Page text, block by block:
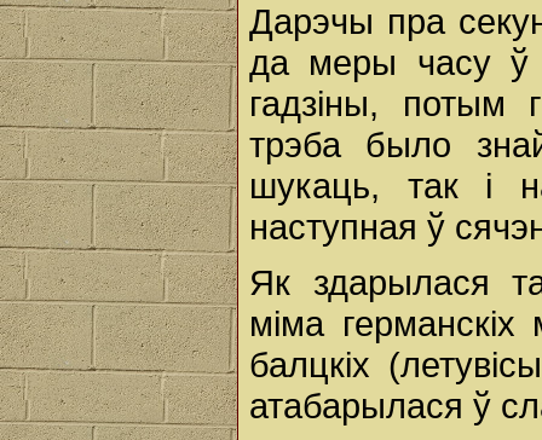
Дарэчы пра
да меры часу ў
гадзіны, потым
трэба было
шукаць, так і
наступная ў
Як здарылася
міма
балцкіх
атабарылася ў